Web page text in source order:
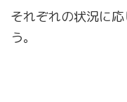
それぞれの状況に
う。